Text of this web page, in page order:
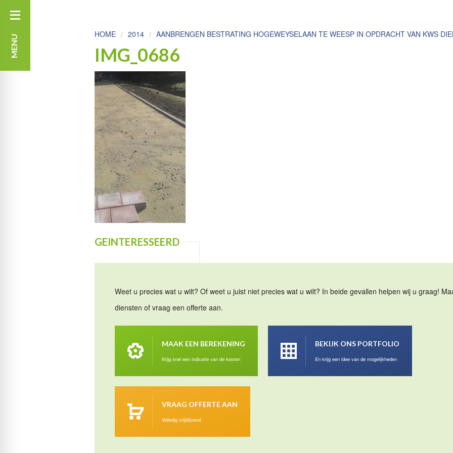
MENU
HOME 2014 AANBRENGEN BESTRATING HOGEWEYSELAAN TE WEESP IN OPDRACHT VAN KWS
IMG_0686
GEINTERESSEERD
Weet u precies wat u wilt? Of weet u juist niet precies wat u wilt? In beide gevallen helpen wij u graag!
diensten of vraag een offerte aan.
MAAK EEN BEREKENING
Krijg snel een indicatie van de kosten
BEKIJK ONS PORTFOLIO
En krijg een idee van de mogelijkheden
VRAAG OFFERTE AAN
Volledig vrijblijvend